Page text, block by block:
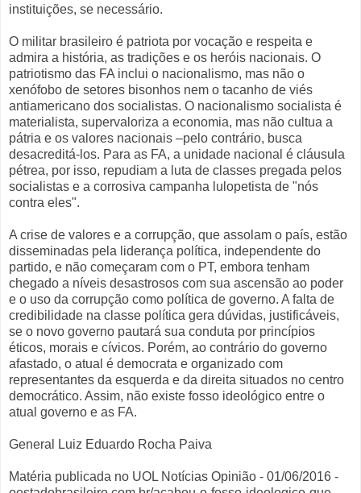
instituições, se necessário.
O militar brasileiro é patriota por vocação e respeita e
admira a história, as tradições e os heróis nacionais. O
patriotismo das FA inclui o nacionalismo, mas não o
xenófobo de setores bisonhos nem o tacanho de viés
antiamericano dos socialistas. O nacionalismo socialista é
materialista, supervaloriza a economia, mas não cultua a
pátria e os valores nacionais –pelo contrário, busca
desacreditá-los. Para as FA, a unidade nacional é cláusula
pétrea, por isso, repudiam a luta de classes pregada pelos
socialistas e a corrosiva campanha lulopetista de "nós
contra eles".
A crise de valores e a corrupção, que assolam o país, estão
disseminadas pela liderança política, independente do
partido, e não começaram com o PT, embora tenham
chegado a níveis desastrosos com sua ascensão ao poder
e o uso da corrupção como política de governo. A falta de
credibilidade na classe política gera dúvidas, justificáveis,
se o novo governo pautará sua conduta por princípios
éticos, morais e cívicos. Porém, ao contrário do governo
afastado, o atual é democrata e organizado com
representantes da esquerda e da direita situados no centro
democrático. Assim, não existe fosso ideológico entre o
atual governo e as FA.
General Luiz Eduardo Rocha Paiva
Matéria publicada no UOL Notícias Opinião - 01/06/2016 -